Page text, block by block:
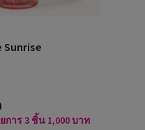
Sunrise
าร 3 ชิ้น 1,000 บาท